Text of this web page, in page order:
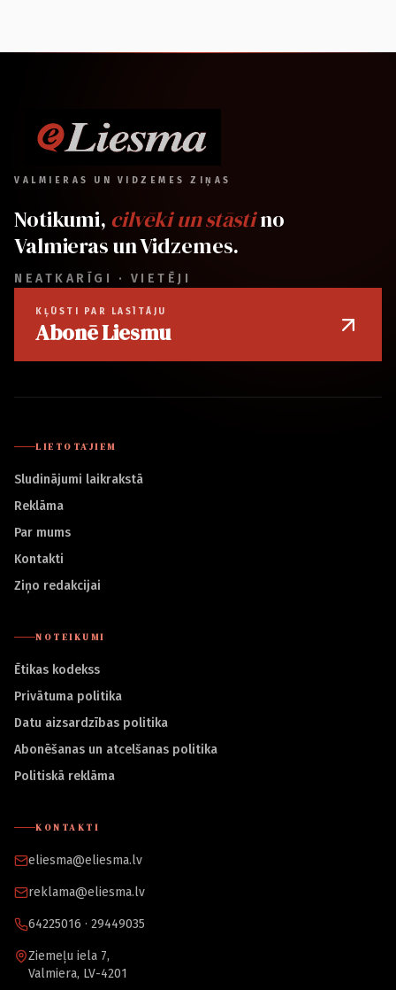
VALMIERAS UN VIDZEMES ZIŅAS
Notikumi, cilvēki un stāstino
Valmieras un Vidzemes.
NEATKARĪGI · VIETĒJI
KĻŪSTI PAR LASĪTĀJU
Abonē Liesmu
LIETOTĀJIEM
Sludinājumi laikrakstā
Reklāma
Par mums
Kontakti
Ziņo redakcijai
NOTEIKUMI
Ētikas kodekss
Privātuma politika
Datu aizsardzības politika
Abonēšanas un atcelšanas politika
Politiskā reklāma
KONTAKTI
eliesma@eliesma.lv
reklama@eliesma.lv
64225016 · 29449035
Ziemeļu iela 7,
Valmiera, LV-4201